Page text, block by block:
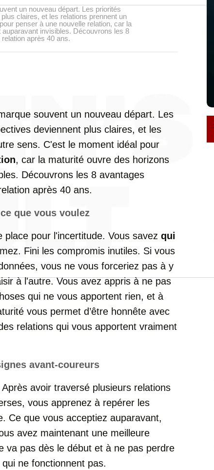
un nouveau départ. Les priorités
claires, et les relations prennent un
penser à une nouvelle relation, car la
invisibles. Découvrons les 8
après 40 ans.
souvent un nouveau départ. Les
deviennent plus claires, et les
sens. C'est le moment idéal pour
, car la maturité ouvre des horizons
Découvrons les 8 avantages
après 40 ans.
ce que vous voulez
place pour l'incertitude. Vous savez qui
Fini les compromis inutiles. Si vous
vous ne vous forceriez pas à y
àl'autre.Vousavezapprisànepas
qui ne vous apportent rien, et à
vous permet d’être honnête avec
relations qui vous apportent vraiment
avant-coureurs
Après avoir traversé plusieurs relations
vous apprenez à repérer les
Ce que vous acceptiez auparavant,
avez maintenant une meilleure
va pas dès le début et à ne pas perdre
qui ne fonctionnent pas.